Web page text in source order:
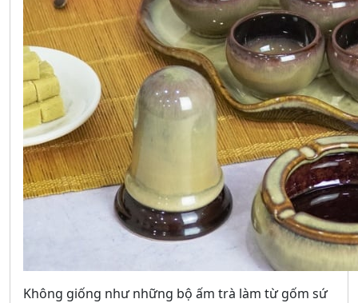
Không giống như những bộ ấm trà làm từ gốm sứ